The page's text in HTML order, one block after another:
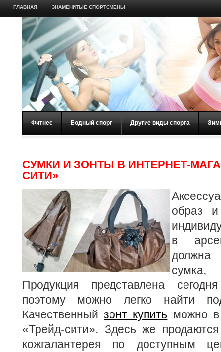
ГЛАВНАЯ ЗНАМЕНИТЫЕ СПОРТСМЕНЫ
Фитнес Водный спорт Другие виды спорта
СУМКИ И ЗОНТЫ В ИНТЕРНЕТ-
СИТИ»
образ и
в
Продукция представлена
поэтому можно легко найти
Качественныйзонт купить можно в
«Трейд-сити». Здесь же
кожгалантерея по доступным